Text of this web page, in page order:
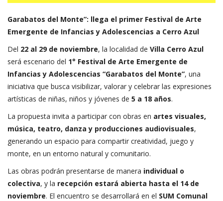
Garabatos del Monte”: llega el primer Festival de Arte
Emergente de Infancias y Adolescencias a Cerro Azul
Del 22 al 29 de noviembre, la localidad de Villa Cerro Azul
será escenario del 1° Festival de Arte Emergente de
Infancias y Adolescencias “Garabatos del Monte”, una
iniciativa que busca visibilizar, valorar y celebrar las expresiones
artísticas de niñas, niños y jóvenes de 5 a 18 años.
La propuesta invita a participar con obras en artes visuales,
música, teatro, danza y producciones audiovisuales,
generando un espacio para compartir creatividad, juego y
monte, en un entorno natural y comunitario.
Las obras podrán presentarse de manera individual o
colectiva, y la recepción estará abierta hasta el 14 de
noviembre. El encuentro se desarrollará en el SUM Comunal